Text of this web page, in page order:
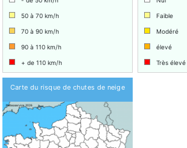
50 à 70 km/h
70 à 90 km/h
90 à 110 km/h
+ de 110 km/h
Faible
Modéré
élevé
Très élevé
Carte du risque de chutes de neige